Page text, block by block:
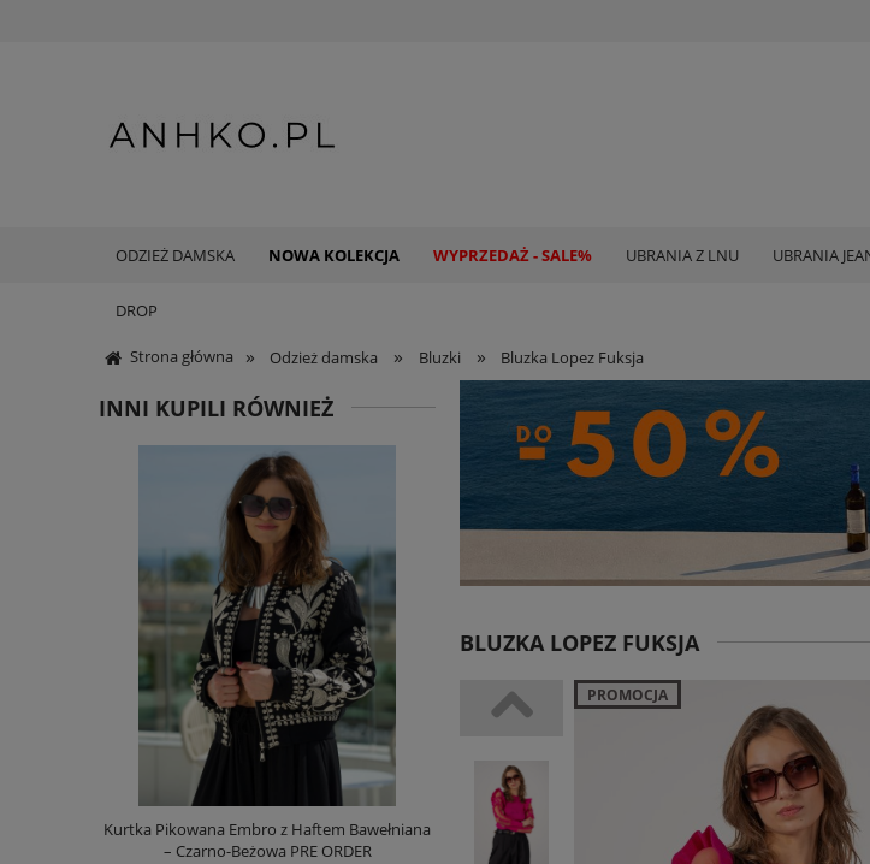
ODZIEŻ DAMSKA NOWA KOLEKCJA WYPRZEDAŻ - SALE% UBRANIA Z LNU UBRANIA
DROP
Strona główna » Odzież damska » Bluzki » Bluzka Lopez Fuksja
INNI KUPILI RÓWNIEŻ
Kurtka Pikowana Embro z Haftem Bawełniana
– Czarno-Beżowa PRE ORDER
Spodnie RelaxFit Czerwone
BLUZKA LOPEZ FUKSJA
PROMOCJA